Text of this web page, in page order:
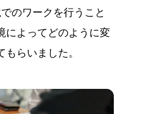
のワークを行うこと
によってどのように変
らいました。